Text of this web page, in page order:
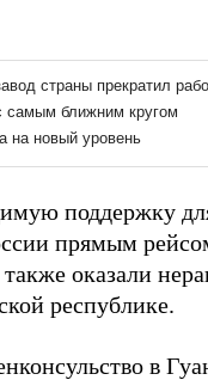
поддержку
прямым
оказали
республике.
в